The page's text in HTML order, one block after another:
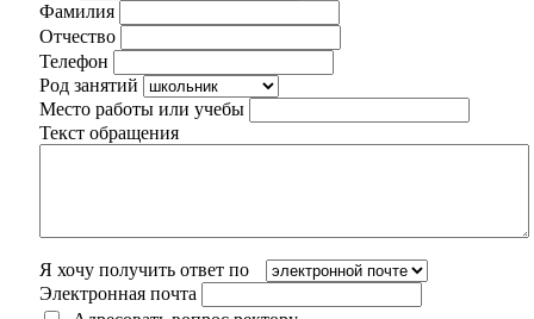
Фамилия
Отчество
Телефон
Род занятий
Место работы или учебы
Текст обращения
Я хочу получить ответ по
Электронная почта